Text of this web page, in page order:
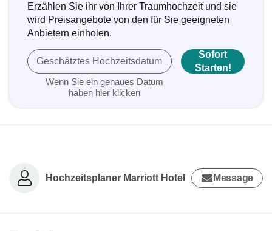
Erzählen Sie ihr von Ihrer Traumhochzeit und sie
wird Preisangebote von den für Sie geeigneten
Anbietern einholen.
Geschätztes Hochzeitsdatum
Wenn Sie ein genaues Datum
haben hier klicken
Sofort
Starten!
Hochzeitsplaner Marriott Hotel Message